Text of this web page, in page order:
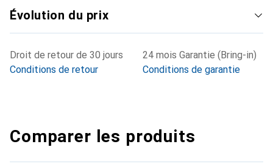
Évolution du prix
Droit de retour de 30 jours
Conditions de retour
24 mois Garantie (Bring-in)
Conditions de garantie
Comparer les produits